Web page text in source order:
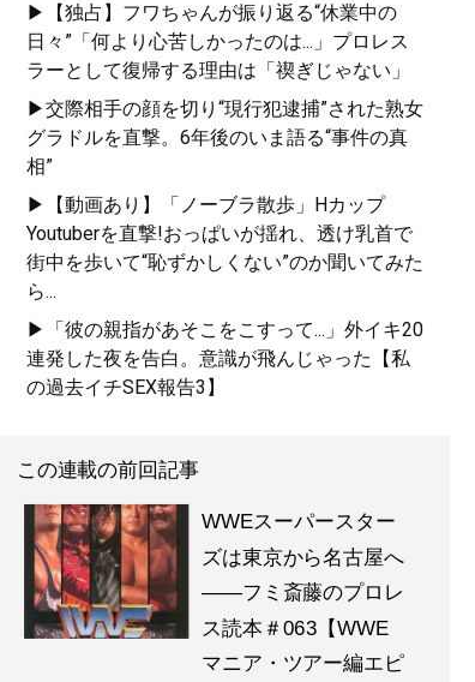
▶【独占】フワちゃんが振り返る“休業中の
日々”「何より心苦しかったのは...」プロレス
ラーとして復帰する理由は「禊ぎじゃない」
▶交際相手の顔を切り“現行犯逮捕”された熟女
グラドルを直撃。6年後のいま語る“事件の真
相”
▶【動画あり】「ノーブラ散歩」Hカップ
Youtuberを直撃!おっぱいが揺れ、透け乳首で
街中を歩いて“恥ずかしくない”のか聞いてみた
ら...
▶「彼の親指があそこをこすって...」外イキ20
連発した夜を告白。意識が飛んじゃった【私
の過去イチSEX報告3】
この連載の前回記事
WWEスーパースター
ズは東京から名古屋へ
――フミ斎藤のプロレ
ス読本＃063【WWE
マニア・ツアー編エピ